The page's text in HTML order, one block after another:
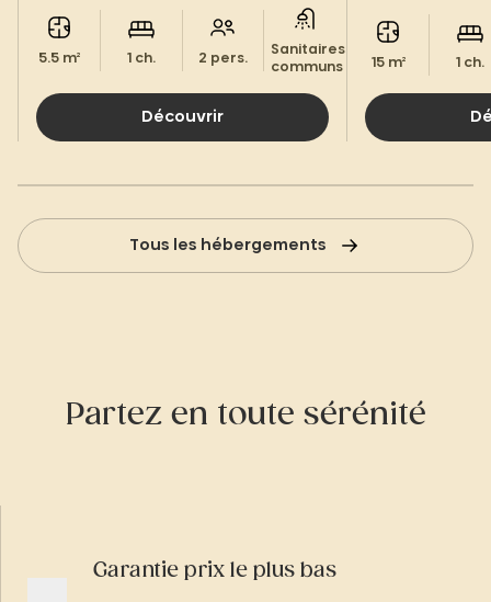
5.5 m² 1 ch. 2 pers.
Sanitaires
communs
Découvrir
15 m² 1 ch.
Tous les hébergements
Partez en toute sérénité
Garantie prix le plus bas